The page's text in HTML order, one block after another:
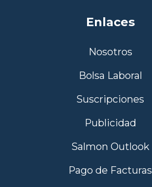
Enlaces
Nosotros
Bolsa Laboral
Suscripciones
Publicidad
Salmon Outlook
Pago de Facturas